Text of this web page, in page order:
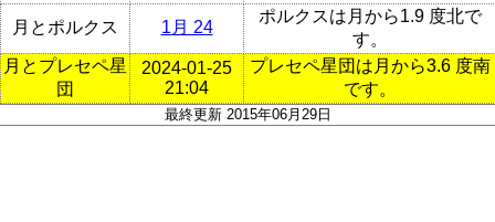
月とポルクス
1月 24
ポルクスは月から1.9 度北で
す。
月とプレセペ星
団
2024-01-25
21:04
プレセペ星団は月から3.6 度南
です。
最終更新 2015年06月29日